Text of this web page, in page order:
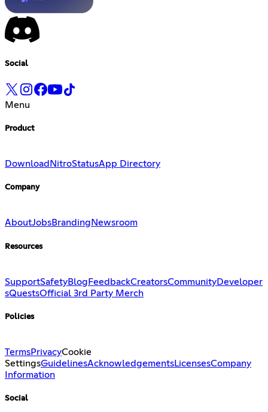
Social
Menu
Product
Download NitroStatusApp Directory
Company
AboutJobsBranding Newsroom
Resources
SupportSafetyBlog FeedbackCreatorsCommunityDeveloper
sQuestsOfficial 3rd Party Merch
Policies
TermsPrivacyCookie
SettingsGuidelinesAcknowledgementsLicensesCompany
Information
Social